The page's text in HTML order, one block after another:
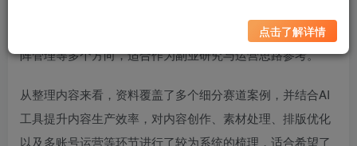
聚焦蓝海内容选题、AI辅助内容生产、账号运营思路以及矩
阵管理等多个方向，适合作为副业研究与运营思路参考。
从整理内容来看，资料覆盖了多个细分赛道案例，并结合AI
工具提升内容生产效率，对内容创作、素材处理、排版优化
以及多账号运营等环节进行了较为系统的梳理，适合希望了
点击了解详情